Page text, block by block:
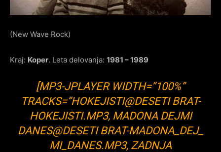
(New Wave Rock)
Kraj: Koper. Leta delovanja: 1981 – 1989
[MP3-JPLAYER WIDTH=”100%”
TRACKS=”HOKEJISTI@DESETI BRAT-
HOKEJISTI.MP3, MADONA DEJMI
DANES@DESETI BRAT-MADONA_DEJ_
MI_DANES.MP3, ZADNJA